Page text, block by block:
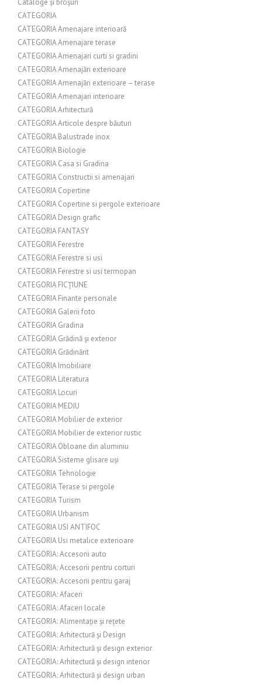
Cataloge și broșuri
CATEGORIA
CATEGORIA Amenajare interioară
CATEGORIA Amenajare terase
CATEGORIA Amenajari curti si gradini
CATEGORIA Amenajări exterioare
CATEGORIA Amenajări exterioare – terase
CATEGORIA Amenajari interioare
CATEGORIA Arhitectură
CATEGORIA Articole despre băuturi
CATEGORIA Balustrade inox
CATEGORIA Biologie
CATEGORIA Casa si Gradina
CATEGORIA Constructii si amenajari
CATEGORIA Copertine
CATEGORIA Copertine si pergole exterioare
CATEGORIA Design grafic
CATEGORIA FANTASY
CATEGORIA Ferestre
CATEGORIA Ferestre si usi
CATEGORIA Ferestre si usi termopan
CATEGORIA FICȚIUNE
CATEGORIA Finante personale
CATEGORIA Galerii foto
CATEGORIA Gradina
CATEGORIA Grădină și exterior
CATEGORIA Grădinărit
CATEGORIA Imobiliare
CATEGORIA Literatura
CATEGORIA Locuri
CATEGORIA MEDIU
CATEGORIA Mobilier de exterior
CATEGORIA Mobilier de exterior rustic
CATEGORIA Obloane din aluminiu
CATEGORIA Sisteme glisare uși
CATEGORIA Tehnologie
CATEGORIA Terase si pergole
CATEGORIA Turism
CATEGORIA Urbanism
CATEGORIA USI ANTIFOC
CATEGORIA Usi metalice exterioare
CATEGORIA: Accesorii auto
CATEGORIA: Accesorii pentru corturi
CATEGORIA: Accesorii pentru garaj
CATEGORIA: Afaceri
CATEGORIA: Afaceri locale
CATEGORIA: Alimentație și rețete
CATEGORIA: Arhitectură și Design
CATEGORIA: Arhitectură și design exterior
CATEGORIA: Arhitectură și design interior
CATEGORIA: Arhitectură și design urban